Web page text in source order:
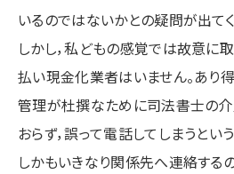
いるのではないかとの疑問が出てく
しかし，私どもの感覚では故意に
払い現金化業者はいません。あり
管理が杜撰なために司法書士の
おらず，誤って電話してしまうとい
しかもいきなり関係先へ連絡する